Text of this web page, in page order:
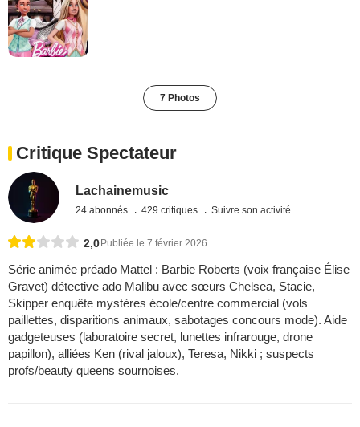
7 Photos
Critique Spectateur
Lachainemusic
24 abonnés 429 critiques Suivre son activité
2,0 Publiée le 7 février 2026
Série animée préado Mattel : Barbie Roberts (voix française Élise
Gravet) détective ado Malibu avec sœurs Chelsea, Stacie,
Skipper enquête mystères école/centre commercial (vols
paillettes, disparitions animaux, sabotages concours mode). Aide
gadgeteuses (laboratoire secret, lunettes infrarouge, drone
papillon), alliées Ken (rival jaloux), Teresa, Nikki ; suspects
profs/beauty queens sournoises.